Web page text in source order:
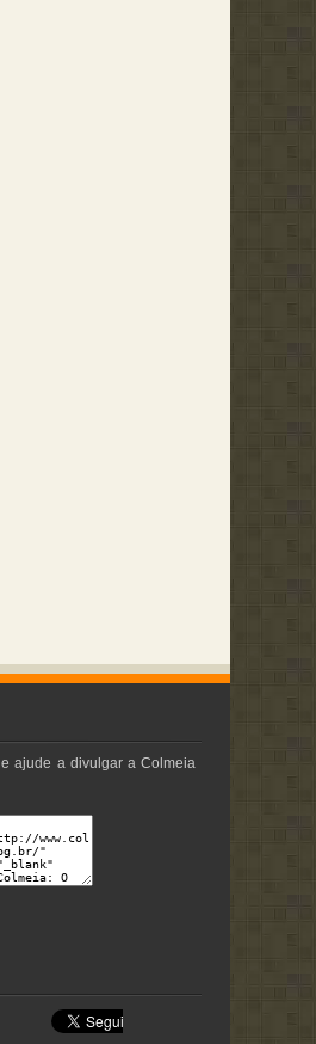
e ajude a divulgar a Colmeia